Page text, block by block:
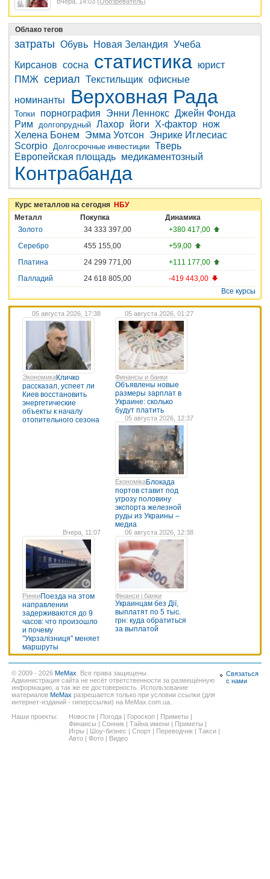
Облако тегов
затраты Обувь Новая Зеландия Учеба
Кирсанов сосна статистика юрист
ПМЖ сериал Текстильщик офисные
номинанты
Верховная Рада
Топки порнография Энни Леннокс Джейн Фонда
Рим
долгопрудный Лахор йоги Х-фактор нож
Хелена Бонем
Эмма Уотсон
Энрике Иглесиас
Scorpio Долгосрочные инвестиции Тверь
Европейская площадь медикаментозный
Контрабанда
Курс металлов на сегодня НБУ
Металл
Покупка
Динамика
Золото
34 333 397,00
+380 417,00
Серебро
455 155,00
+59,00
Платина
24 299 771,00
+111 177,00
Палладий
24 618 805,00
-419 443,00
Все курсы
05 августа 2026, 17:38
ЭкономикаКличко
рассказал, успеет ли
Киев восстановить
энергетические
объекты к началу
отопительного сезона
05 августа 2026, 01:27
Финансы и банки
Объявлены новые
размеры зарплат в
Украине: сколько
будут платить
05 августа 2026, 12:37
ЕкономікаБлокада
портов ставит под
угрозу половину
экспорта железной
руды из Украины –
медиа
Вчера, 11:07
РинкиПоезда на этом
направлении
задерживаются до 9
часов: что произошло
и почему
"Укрзалізниця" меняет
маршруты
06 августа 2026, 12:38
Фінанси і банки
Украинцам без Дії,
выплатят по 5 тыс.
грн: куда обратиться
за выплатой
© 2009 - 2026 MeMax . Все права защищены.
Администрация сайта не несёт ответственности за размещённую
информацию, а так же ее достоверность. Использование
материалов MeMax разрешается только при условии ссылки (для
интернет-изданий - гиперссылки) на MeMax.com.ua.
Наши проекты:
Новости | Погода | Гороскоп | Приметы |
Финансы | Сонник | Тайна имени | Приметы |
Игры | Шоу-бизнес | Спорт | Переводчик | Такси |
Авто | Фото | Видео
Связаться
с нами